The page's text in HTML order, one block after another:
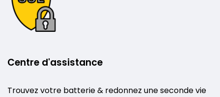
Centre d'assistance
Trouvez votre batterie & redonnez une seconde vie